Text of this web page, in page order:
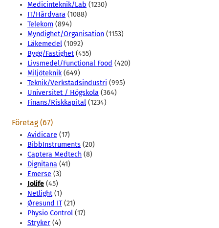
Medicinteknik/Lab (1230)
IT/Hårdvara (1088)
Telekom (894)
Myndighet/Organisation (1153)
Läkemedel (1092)
Bygg/Fastighet (455)
Livsmedel/Functional Food (420)
Miljöteknik(649)
Teknik/Verkstadsindustri (995)
Universitet / Högskola (364)
Finans/Riskkapital (1234)
Företag (67)
Avidicare (17)
BibbInstruments (20)
Captera Medtech (8)
Dignitana (41)
Emerse (3)
Jolife (45)
Netlight (1)
Øresund IT(21)
Physio Control (17)
Stryker (4)